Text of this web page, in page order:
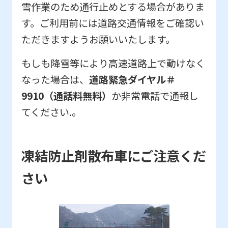
雪作業のため通行止めとする場合がありま
す。ご利用前には道路交通情報をご確認い
ただきますようお願いいたします。
もしも降雪等により高速道路上で動けなく
なった場合は、 道路緊急ダイヤル＃
9910（通話料無料） か非常電話で通報し
てください.。
凍結防止剤散布車にご注意くだ
さい